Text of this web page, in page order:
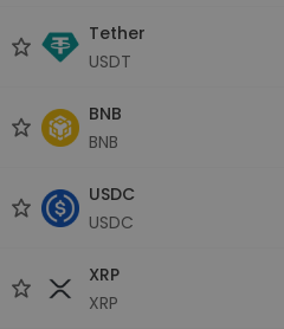
Tether
USDT
BNB
BNB
USDC
USDC
XRP
XRP